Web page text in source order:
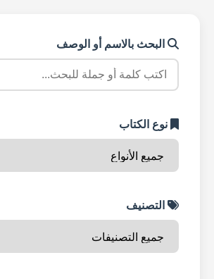
البحث بالاسم أو الوصف
نوع الكتاب
التصنيف